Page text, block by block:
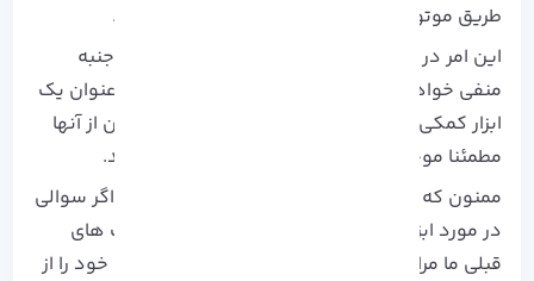
طریق موتورهای جستجوگر کپی شناخته می شود.
این امر در نتایج رتبه وبسایت و سئو آن برای شما جنبه
منفی خواهد داشت. این پلتفرم ها می توانند به عنوان یک
ابزار کمکی برای شما باشند. همچنین، با ایده گرفتن از آنها
مطمئنا موجب تولید محتوا خارق العاده خواهد شد.
ممنون که تا آخر این آموزش ما را همراهی کردید. اگر سوالی
در مورد ابزار های نام برده شده داشتید، به وبلاگ های
قبلی ما مراجعه کنید. همچنین، می توانید سوالات خود را از